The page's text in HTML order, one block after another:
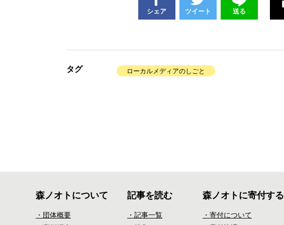
シェア ツイート 送る
タグ ローカルメディアのしごと
森ノオトについて
・団体概要
記事を読む
・記事一覧
森ノオトに寄付する
・寄付について